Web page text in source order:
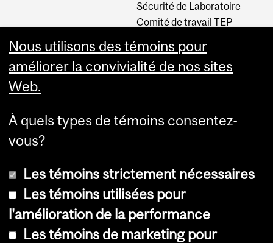
Sécurité de Laboratoire
Comité de travail TEP
Comité d’éthique de la
recherche du CUSM
Carrière au Neuro
Nous utilisons des témoins pour
améliorer la convivialité de nos sites
Web.
À quels types de témoins consentez-
vous?
Les témoins strictement nécessaires
Les témoins utilisées pour
l'amélioration de la performance
Les témoins de marketing pour